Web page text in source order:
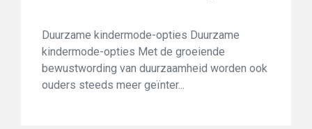
Duurzame kindermode-opties Duurzame
kindermode-opties Met de groeiende
bewustwording van duurzaamheid worden ook
ouders steeds meer geïnter...